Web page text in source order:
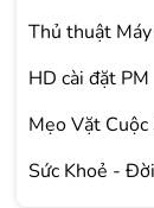
Thủ thuật
HD cài đặt PM
Mẹo Vặt
Sức Khoẻ -